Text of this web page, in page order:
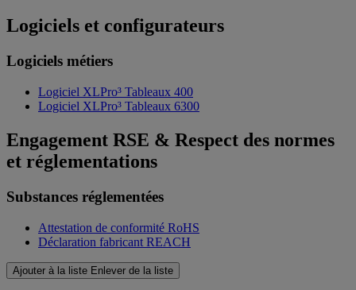
Logiciels et configurateurs
Logiciels métiers
Logiciel XLPro³ Tableaux 400
Logiciel XLPro³ Tableaux 6300
Engagement RSE & Respect des normes
et réglementations
Substances réglementées
Attestation de conformité RoHS
Déclaration fabricant REACH
Ajouter à la liste Enlever de la liste